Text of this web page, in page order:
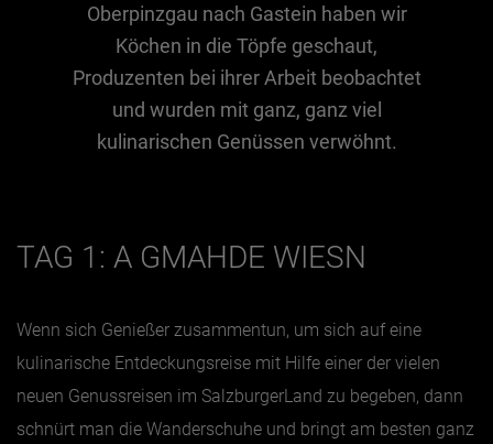
Hotel & Reise
BEITRÄGE NACH MONAT
Februar
April
Mai
Juni
Juli
Oberpinzgau nach Gastein haben wir
Köchen in die Töpfe geschaut,
Produzenten bei ihrer Arbeit beobachtet
und wurden mit ganz, ganz viel
kulinarischen Genüssen verwöhnt.
TAG 1: A GMAHDE WIESN
Wenn sich Genießer zusammentun, um sich auf eine
kulinarische Entdeckungsreise mit Hilfe einer der vielen
neuen Genussreisen im SalzburgerLand zu begeben, dann
schnürt man die Wanderschuhe und bringt am besten ganz